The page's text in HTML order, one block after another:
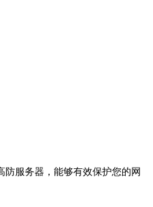
服务器，能够有效保护您的网